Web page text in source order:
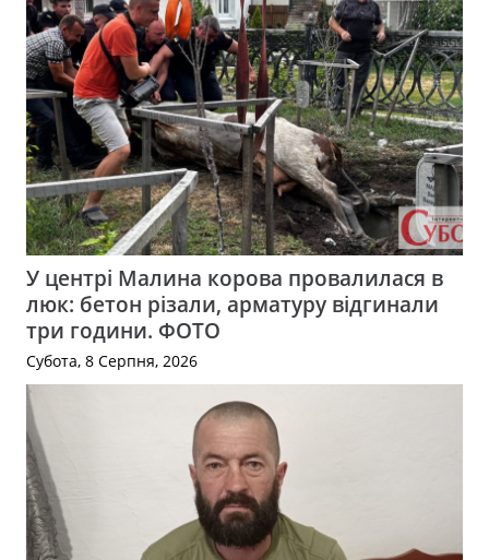
У центрі Малина корова провалилася в
люк: бетон різали, арматуру відгинали
три години. ФОТО
Субота, 8 Серпня, 2026